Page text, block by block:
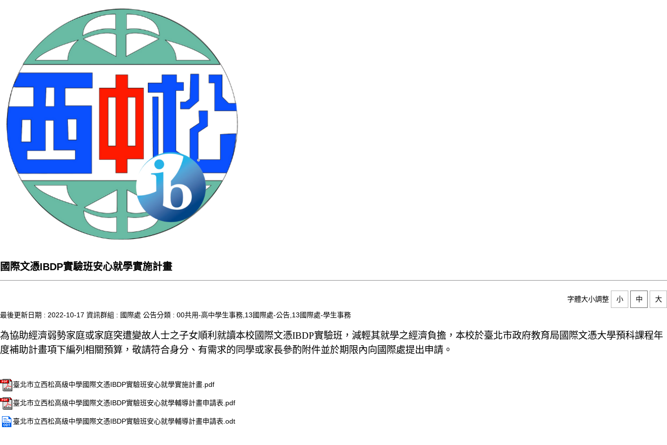
國際文憑IBDP實驗班安心就學實施計畫
字體大小調整 小 中
大
最後更新日期 : 2022-10-17 資訊群組 : 國際處 公告分類 : 00共用-高中學生事務,13國際處-公告,13國際處-學生事務
為協助經濟弱勢家庭或家庭突遭變故人士之子女順利就讀本校國際文憑IBDP實驗班，減輕其就學之經濟負擔，本校於臺北市政府教育局 國際文憑大學預科課程年
度補助計畫項下編列相關預算，敬請符合身分、有需求的同學或家長參酌附件並於期限內向國際處提出申請。
臺北市立西松高級中學國際文憑IBDP實驗班安心就學實施計畫.pdf
臺北市立西松高級中學國際文憑IBDP實驗班安心就學輔導計畫申請表.pdf
臺北市立西松高級中學國際文憑IBDP實驗班安心就學輔導計畫申請表.odt